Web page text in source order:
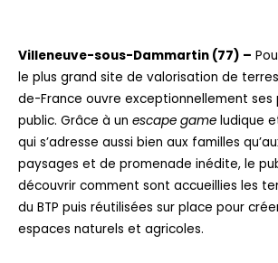
Villeneuve-sous-Dammartin (77) –
le plus grand site de valorisation de
de-France ouvre exceptionnellement ses
public. Grâce à un escape game ludique
qui s’adresse aussi bien aux familles
paysages et de promenade inédite, le
découvrir comment sont accueillies les
du BTP puis réutilisées sur place pour
espaces naturels et agricoles.